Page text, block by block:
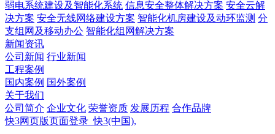
弱电系统建设及智能化系统 信息安全整体解决方案 安全云解
决方案 安全无线网络建设方案 智能化机房建设及动环监测 分
支组网及移动办公 智能化组网解决方案
新闻资讯
公司新闻 行业新闻
工程案例
国内案例 国外案例
关于我们
公司简介 企业文化 荣誉资质 发展历程 合作品牌
快3网页版页面登录_快3(中国),